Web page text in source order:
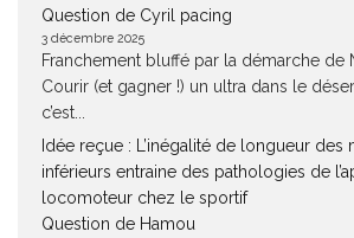
Question de Cyril pacing
3 décembre 2025
Franchement bluffé par la démarche de
Courir (et gagner !) un ultra dans le
c’est...
Idée reçue : L’inégalité de longueur des
inférieurs entraine des pathologies de
locomoteur chez le sportif
Question de Hamou